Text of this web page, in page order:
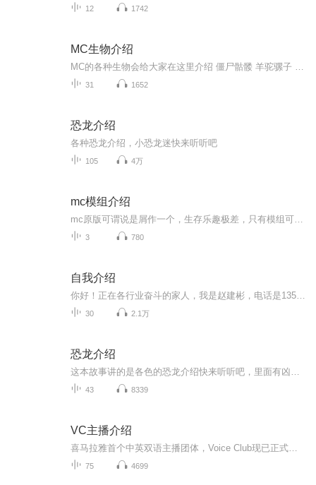
12 1742
MC生物介绍
31 1652
恐龙介绍
各种恐龙介绍，小恐龙迷快来听听吧
105 4万
mc模组介绍
3 780
自我介绍
30 2.1万
恐龙介绍
43 8339
VC主播介绍
75 4699